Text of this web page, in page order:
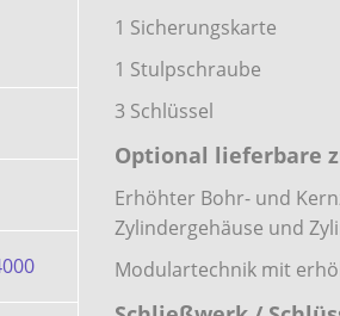
1 Sicherungskarte
1 Stulpschraube
3 Schlüssel
Optional lieferbare
Erhöhter Bohr- und
Zylindergehäuse und
Modulartechnik mit